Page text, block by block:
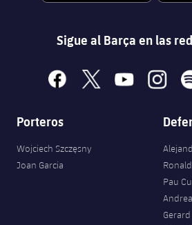
Sigue al Barça en las
facebook
x youtubeinstagram
Porteros
Wojciech Szczęsny
Joan Garcia
Pau